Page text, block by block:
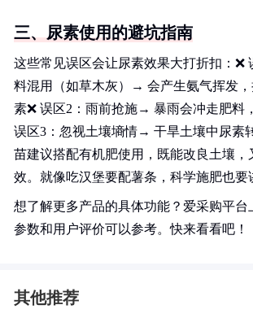
三、尿素使用的避坑指南
这些常见误区会让尿素效果大打折扣：❌
料混用（如草木灰）→ 会产生氨气挥发，
素❌ 误区2：雨前抢施→ 暴雨会冲走肥料
误区3：忽视土壤墒情→ 干旱土壤中尿素
苗建议搭配有机肥使用，既能改良土壤，
效。就像吃汉堡要配薯条，科学施肥也要
想了解更多产品的具体功能？爱采购平台
参数和用户评价可以参考。快来看看吧！
其他推荐